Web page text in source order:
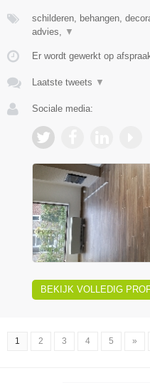
schilderen, behangen,
advies,
▼
Er wordt gewerkt op
Laatste tweets ▼
Sociale media:
BEKIJK VOLLEDIG
1 2 3 4 5 »